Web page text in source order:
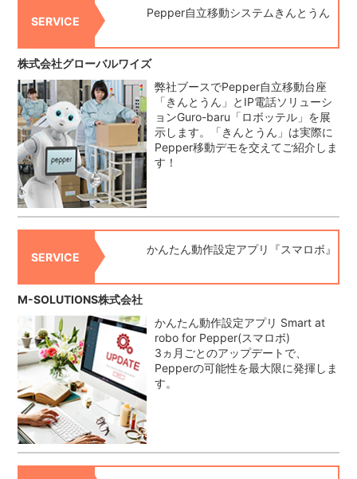
Pepper自立移動システムきんとうん
SERVICE
株式会社グローバルワイズ
弊社ブースでPepper自立移動台座
「きんとうん」とIP電話ソリューシ
ョンGuro-baru「ロボッテル」を展
示します。「きんとうん」は実際に
Pepper移動デモを交えてご紹介しま
す！
かんたん動作設定アプリ『スマロボ』
SERVICE
M-SOLUTIONS株式会社
かんたん動作設定アプリ Smart at
robo for Pepper(スマロボ)
3ヵ月ごとのアップデートで、
Pepperの可能性を最大限に発揮しま
す。